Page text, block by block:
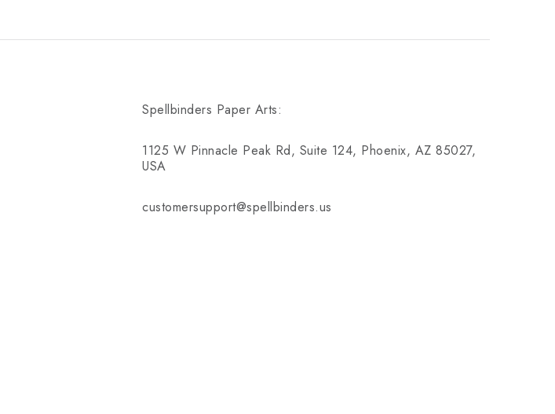
Spellbinders Paper Arts:
1125 W Pinnacle Peak Rd, Suite 124, Phoenix, AZ 85027,
USA
customersupport@spellbinders.us